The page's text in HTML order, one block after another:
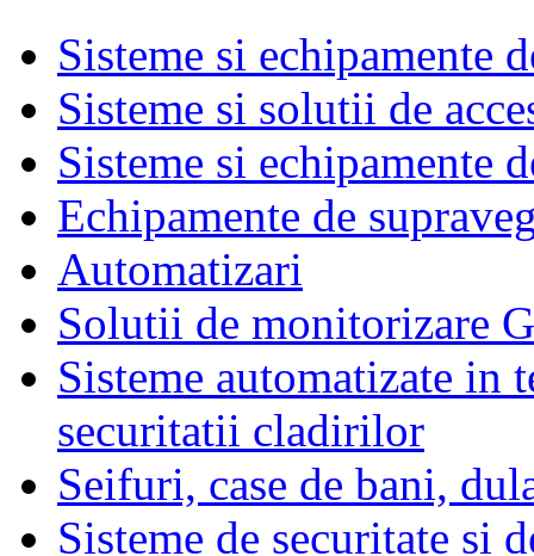
Sisteme si echipamente
Sisteme si solutii de
Sisteme si echipamente
Echipamente de
Automatizari
Solutii de monitorizare
Sisteme automatizate in
securitatii cladirilor
Seifuri, case de bani,
Sisteme de securitate si